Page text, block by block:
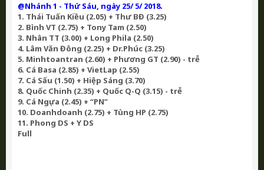
@Nhánh 1 - Thứ Sáu, ngày 25/ 5/ 2018.
1. Thái Tuấn Kiều (2.05) + Thư BĐ (3.25)
2. Bình VT (2.75) + Tony Tam (2.50)
3. Nhân TT (3.00) + Long Phila (2.50)
4. Lâm Văn Đông (2.25) + Dr.Phúc (3.25)
5. Minhtoantran (2.60) + Phương GT (2.90) - trễ
6. Cá Basa (2.85) + VietLap (2.55)
7. Cá Sấu (1.50) + Hiệp Sáng (3.70)
8. Quốc Chinh (2.35) + Quốc Q-Q (3.15) - trễ
9. Cá Ngựa (2.45) + “PN”
10. Doanhdoanh (2.75) + Tùng HP (2.75)
11. Phong DS + Y DS
Full